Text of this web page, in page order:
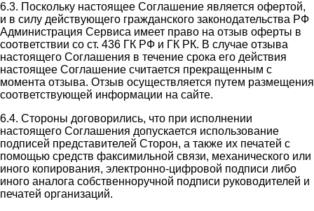
6.3. Поскольку настоящее Соглашение является офертой,
и в силу действующего гражданского законодательства РФ
Администрация Сервиса имеет право на отзыв оферты в
соответствии со ст. 436 ГК РФ и ГК РК. В случае отзыва
настоящего Соглашения в течение срока его действия
настоящее Соглашение считается прекращенным с
момента отзыва. Отзыв осуществляется путем размещения
соответствующей информации на сайте.
6.4. Стороны договорились, что при исполнении
настоящего Соглашения допускается использование
подписей представителей Сторон, а также их печатей с
помощью средств факсимильной связи, механического или
иного копирования, электронно-цифровой подписи либо
иного аналога собственноручной подписи руководителей и
печатей организаций.